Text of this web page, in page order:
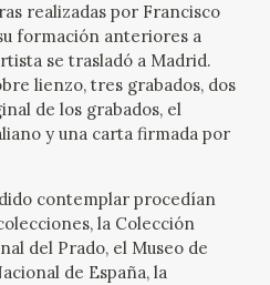
realizadas por Francisco
formación anteriores a
se trasladó a Madrid.
lienzo, tres grabados, dos
de los grabados, el
y una carta firmada por
contemplar procedían
la Colección
del Prado, el Museo de
de España, la